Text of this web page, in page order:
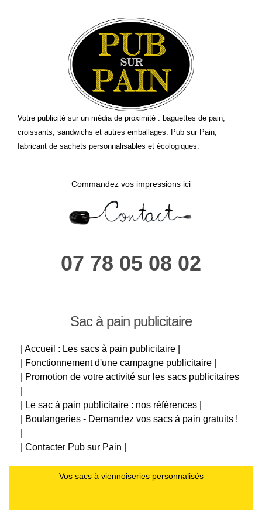
Votre publicité sur un média de proximité : baguettes de pain,
croissants, sandwichs et autres emballages. Pub sur Pain,
fabricant de sachets personnalisables et écologiques.
Commandez vos impressions ici
07 78 05 08 02
Sac à pain publicitaire
| Accueil : Les sacs à pain publicitaire |
| Fonctionnement d'une campagne publicitaire |
| Promotion de votre activité sur les sacs publicitaires
| Le sac à pain publicitaire : nos références |
| Boulangeries - Demandez vos sacs à pain gratuits !
| Contacter Pub sur Pain |
Vos sacs à viennoiseries personnalisés